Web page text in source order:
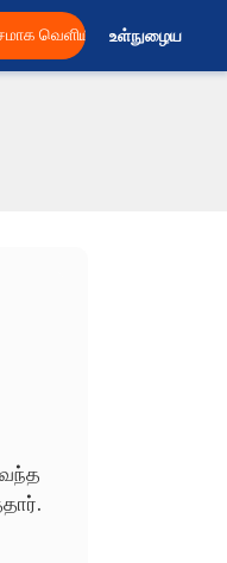
வெளியிட உள்நுழைய